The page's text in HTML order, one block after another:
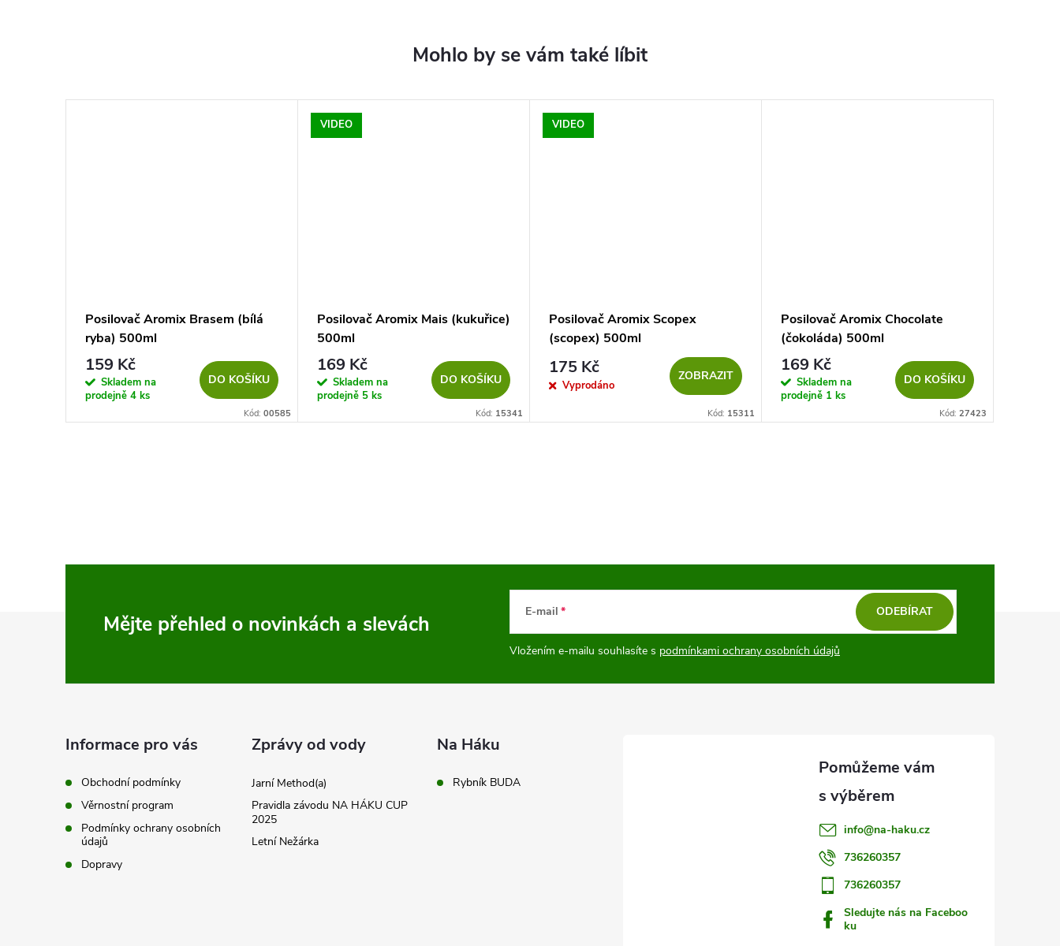
Posilovač Aromix Brasem (bílá
ryba) 500ml
159 Kč
Skladem na
prodejně 4 ks
DO KOŠÍKU
Kód: 00585
VIDEO
Posilovač Aromix Mais (kukuřice)
500ml
169 Kč
Skladem na
prodejně 5 ks
DO KOŠÍKU
Kód: 15341
VIDEO
Posilovač Aromix Scopex
(scopex) 500ml
175 Kč
Vyprodáno
ZOBRAZIT
Kód: 15311
Posilovač Aromix Chocolate
(čokoláda) 500ml
169 Kč
Skladem na
prodejně 1 ks
DO KOŠÍKU
Kód: 27423
Mějte přehled o novinkách a slevách E-mail
Vložením e-mailu souhlasíte s podmínkami ochrany osobních údajů
ODEBÍRAT
Informace pro vás
Obchodní podmínky
Věrnostní program
Podmínky ochrany osobních
údajů
Dopravy
Zprávy od vody
Jarní Method(a)
Pravidla závodu NA HÁKU CUP
2025
Letní Nežárka
Na Háku
Rybník BUDA
info@na-haku.cz
736260357
736260357
Sledujte nás na Faceboo
ku